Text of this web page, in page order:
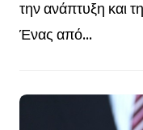
την ανάπτυξη και
Ένας από...